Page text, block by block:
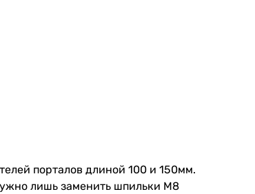
порталов длиной 100 и 150мм.
лишь заменить шпильки М8